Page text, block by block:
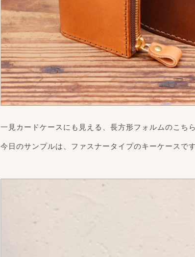
一見カードケースにも見える、長方形フォルムのこちら
今日のサンプルは、ファスナータイプのキーケースです